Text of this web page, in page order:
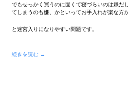
でもせっかく買うのに固くて寝づらいのは嫌だ
てしまうのも嫌、かといってお手入れが楽な方
と迷宮入りになりやすい問題です。
続きを読む →